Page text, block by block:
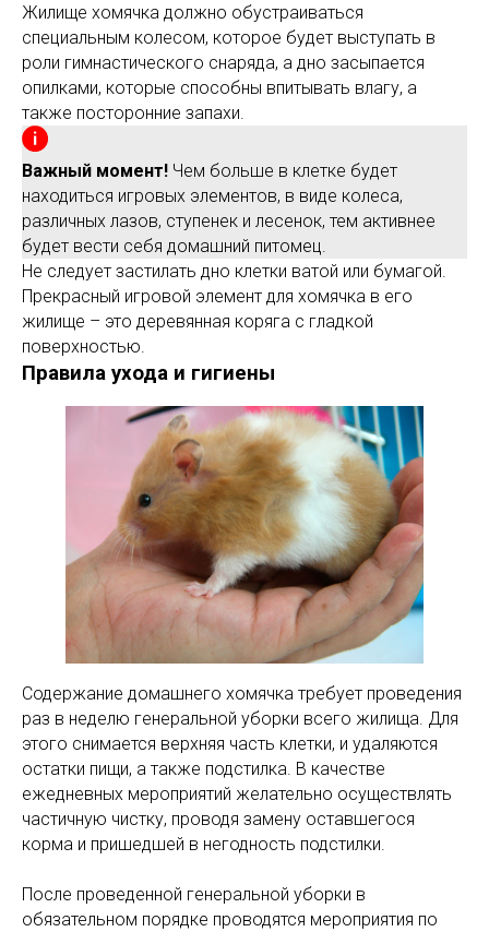
Жилище хомячка должно обустраиваться
специальным колесом, которое будет выступать в
роли гимнастического снаряда, а дно засыпается
опилками, которые способны впитывать влагу, а
также посторонние запахи.
Важный момент! Чем больше в клетке будет
находиться игровых элементов, в виде колеса,
различных лазов, ступенек и лесенок, тем активнее
будет вести себя домашний питомец.
Не следует застилать дно клетки ватой или бумагой.
Прекрасный игровой элемент для хомячка в его
жилище – это деревянная коряга с гладкой
поверхностью.
Правила ухода и гигиены
Содержание домашнего хомячка требует проведения
раз в неделю генеральной уборки всего жилища. Для
этого снимается верхняя часть клетки, и удаляются
остатки пищи, а также подстилка. В качестве
ежедневных мероприятий желательно осуществлять
частичную чистку, проводя замену оставшегося
корма и пришедшей в негодность подстилки.
После проведенной генеральной уборки в
обязательном порядке проводятся мероприятия по